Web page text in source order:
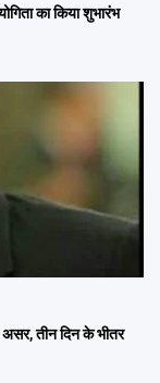
का किया शुभारंभ
तीन दिन के भीतर